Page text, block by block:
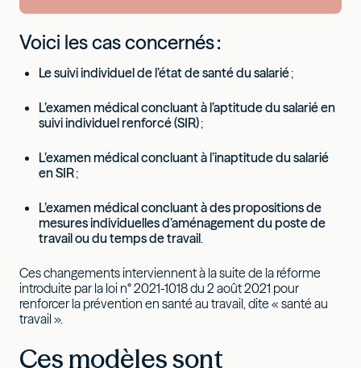
Voici les cas concernés :
Le suivi individuel de l’état de santé du salarié;
L’examen médical concluant à l’aptitude du salarié en
suivi individuel renforcé (SIR);
L’examen médical concluant à l’inaptitude du salarié
en SIR;
L’examen médical concluant à des propositions de
mesures individuelles d’aménagement du poste de
travail ou du temps de travail.
Ces changements interviennent à la suite de la réforme
introduite par la loi n° 2021-1018 du 2 août 2021 pour
renforcer la prévention en santé au travail, dite « santé au
travail ».
Ces modèles sont